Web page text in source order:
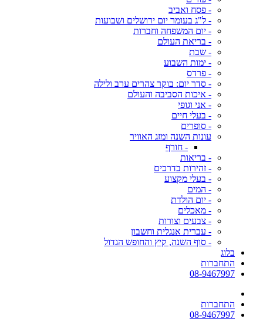
- פסח ואביב
- ל"ג בעומר יום ירושלים ושבועות
- יום המשפחה וחברות
- בריאת העולם
- שבת
- ימות השבוע
- פרדס
- סדר יום: בוקר צהרים ערב ולילה
- איכות הסביבה והעולם
- אני וגופי
- בעלי חיים
- סופרים
עונות השנה ומזג האוויר
- חורף
- בריאות
- זהירות בדרכים
- בעלי מקצוע
- המים
- יום הולדת
- מאכלים
- צבעים וצורות
- עברית אנגלית וחשבון
- סוף השנה, קיץ והחופש הגדול
בלוג
התחברות
08-9467997
התחברות
08-9467997